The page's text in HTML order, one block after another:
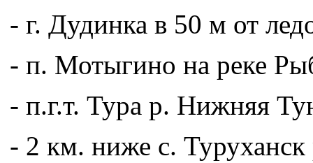
- г. Дудинка в 50 м от
- п. Мотыгино на реке
- п.г.т. Тура р. Нижняя
- 2 км. ниже с.